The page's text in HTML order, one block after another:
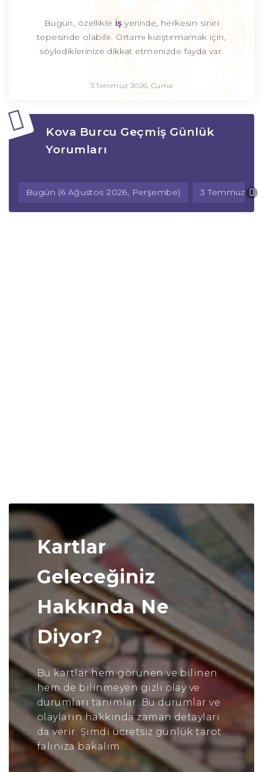
Bugün, özellikle işyerinde, herkesin siniri
tepesinde olabilir. Ortamı kızıştırmamak için,
söylediklerinize dikkat etmenizde fayda var.
3 Temmuz 2026, Cuma
Kova Burcu Geçmiş Günlük
Yorumları
Bugün (6 Ağustos 2026, Perşembe) 3 Temmuz
Kartlar
Geleceğiniz
Hakkında Ne
Diyor?
Bu kartlar hem görünen ve bilinen
hem de bilinmeyen gizli olay ve
durumları tanımlar. Bu durumlar ve
olayların hakkında zaman detayları
da verir. Şimdi ücretsiz günlük tarot
falınıza bakalım.